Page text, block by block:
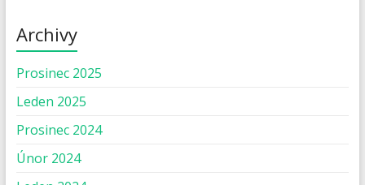
Archivy
Prosinec 2025
Leden 2025
Prosinec 2024
Únor 2024